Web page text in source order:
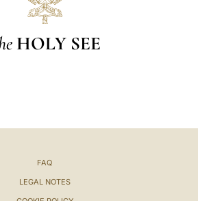
HOLY SEE
FAQ
LEGAL NOTES